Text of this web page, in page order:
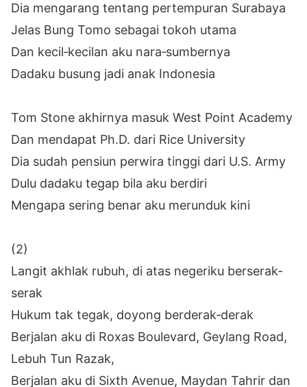
Dia mengarang tentang pertempuran Surabaya
Jelas Bung Tomo sebagai tokoh utama
Dan kecil‐kecilan aku nara‐sumbernya
Dadaku busung jadi anak Indonesia
Tom Stone akhirnya masuk West Point Academy
Dan mendapat Ph.D. dari Rice University
Dia sudah pensiun perwira tinggi dari U.S. Army
Dulu dadaku tegap bila aku berdiri
Mengapa sering benar aku merunduk kini
(2)
Langit akhlak rubuh, di atas negeriku berserak‐
serak
Hukum tak tegak, doyong berderak‐derak
Berjalan aku di Roxas Boulevard, Geylang Road,
Lebuh Tun Razak,
Berjalan aku di Sixth Avenue, Maydan Tahrir dan